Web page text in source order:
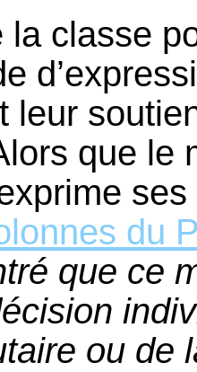
la classe
leur
que le
du
que ce
ou de